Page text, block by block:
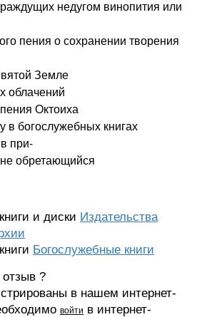
недугом винопития или
пения о сохранении творения
Земле
облачений
Октоиха
в богослужебных книгах
при-
обретающийся
и диски Издательства
Богослужебные книги
отзыв ?
в нашем интернет-
войти в интернет-